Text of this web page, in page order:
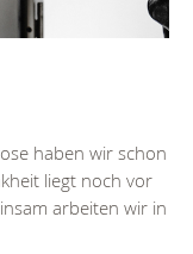
haben wir schon
liegt noch vor
arbeiten wir in